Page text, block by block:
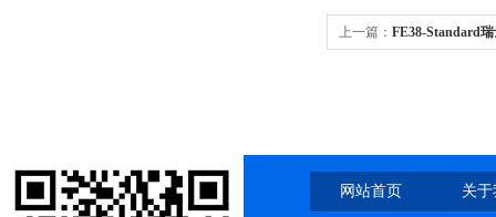
上一篇： FE38-Standard
网站首页 关